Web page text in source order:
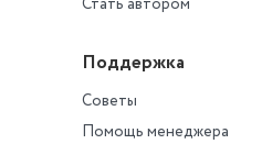
Стать автором
Поддержка
Советы
Помощь менеджера